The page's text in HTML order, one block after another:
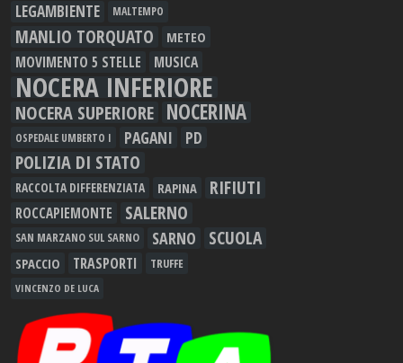
LEGAMBIENTE MALTEMPO
MANLIO TORQUATO METEO
MOVIMENTO 5 STELLE MUSICA
NOCERA INFERIORE
NOCERA SUPERIORE NOCERINA
OSPEDALE UMBERTO I PAGANI PD
POLIZIA DI STATO
RACCOLTA DIFFERENZIATA RAPINA RIFIUTI
ROCCAPIEMONTE SALERNO
SAN MARZANO SUL SARNO SARNO SCUOLA
SPACCIO TRASPORTI TRUFFE
VINCENZO DE LUCA